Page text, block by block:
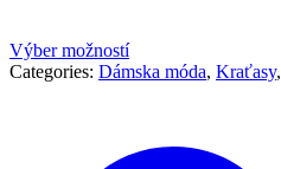
Výber možností
Categories: Dámska móda, Kraťasy,